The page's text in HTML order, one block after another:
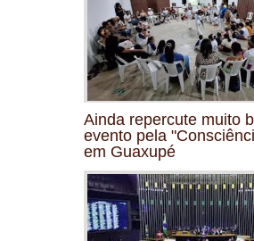
Ainda repercute muito
evento pela
em Guaxupé